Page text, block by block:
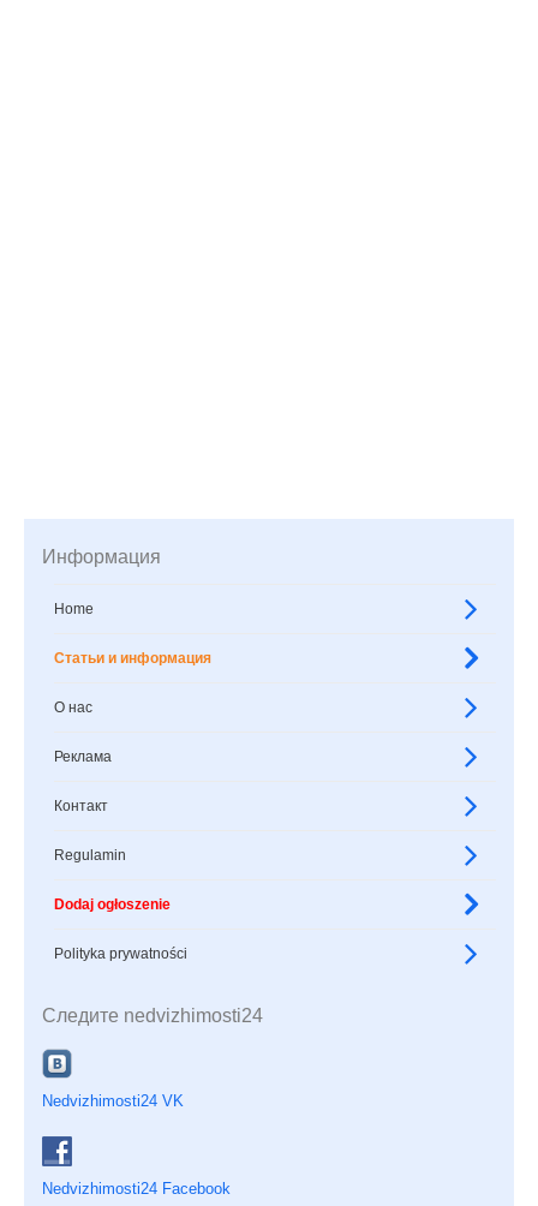
Информация
Home
Статьи и информация
О нас
Реклама
Контакт
Regulamin
Dodaj ogłoszenie
Polityka prywatności
Следите nedvizhimosti24
Nedvizhimosti24 VK
Nedvizhimosti24 Facebook